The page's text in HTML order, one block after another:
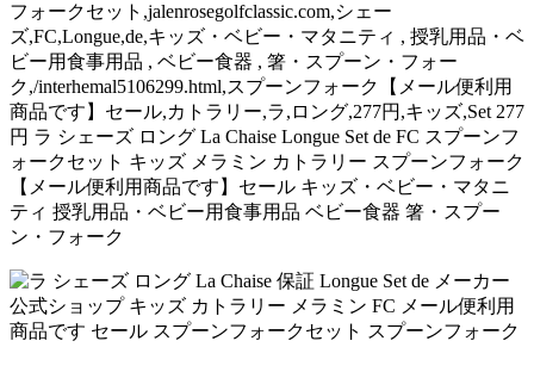
フォークセット,jalenrosegolfclassic.com,シェー
ズ,FC,Longue,de,キッズ・ベビー・マタニティ , 授乳用品・ベ
ビー用食事用品 , ベビー食器 , 箸・スプーン・フォー
ク,/interhemal5106299.html,スプーンフォーク【メール便利用
商品です】セール,カトラリー,ラ,ロング,277円,キッズ,Set 277
円 ラ シェーズ ロング La Chaise Longue Set de FC スプーンフ
ォークセット キッズ メラミン カトラリー スプーンフォーク
【メール便利用商品です】セール キッズ・ベビー・マタニ
ティ 授乳用品・ベビー用食事用品 ベビー食器 箸・スプー
ン・フォーク